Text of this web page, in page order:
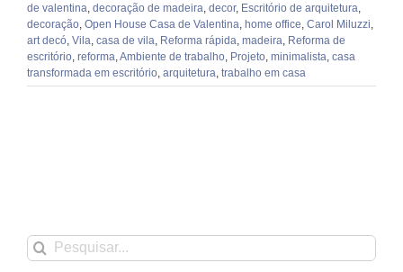
de valentina decoração de madeira decor, Escritório de arquitetura
decoração Open House Casa de Valentina home office Carol Miluzzi
art decó Vila casa de vila Reforma rápida madeira Reforma de
escritório reforma Ambiente de trabalho Projeto minimalista casa
transformada em escritório arquitetura trabalho em casa
Buscar
resultados